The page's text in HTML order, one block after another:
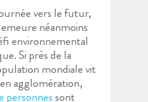
vers le futur,
néanmoins
environnemental
Si près de la
mondiale vit
agglomération,
personnessont